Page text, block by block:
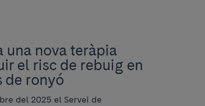
nova teràpia
el risc de rebuig en
de ronyó
del 2025 el Servei de